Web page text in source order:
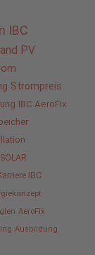
IBC
PV
Strompreis
IBC AeroFix
IBC
AeroFix
Ausbildung